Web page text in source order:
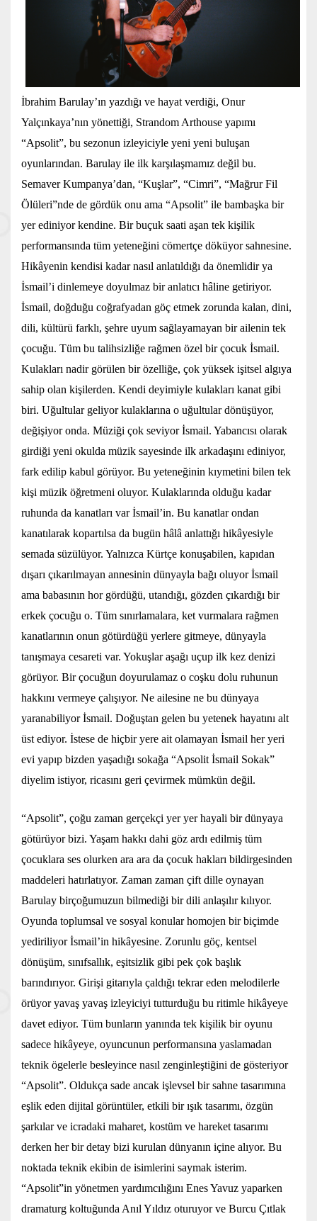
İbrahim Barulay’ın yazdığı ve hayat verdiği, Onur
Yalçınkaya’nın yönettiği, Strandom Arthouse yapımı
“Apsolit”, bu sezonun izleyiciyle yeni yeni buluşan
oyunlarından. Barulay ile ilk karşılaşmamız değil bu.
Semaver Kumpanya’dan, “Kuşlar”, “Cimri”, “Mağrur Fil
Ölüleri”nde de gördük onu ama “Apsolit” ile bambaşka bir
yer ediniyor kendine. Bir buçuk saati aşan tek kişilik
performansında tüm yeteneğini cömertçe döküyor sahnesine.
Hikâyenin kendisi kadar nasıl anlatıldığı da önemlidir ya
İsmail’i dinlemeye doyulmaz bir anlatıcı hâline getiriyor.
İsmail, doğduğu coğrafyadan göç etmek zorunda kalan, dini,
dili, kültürü farklı, şehre uyum sağlayamayan bir ailenin tek
çocuğu. Tüm bu talihsizliğe rağmen özel bir çocuk İsmail.
Kulakları nadir görülen bir özelliğe, çok yüksek işitsel algıya
sahip olan kişilerden. Kendi deyimiyle kulakları kanat gibi
biri. Uğultular geliyor kulaklarına o uğultular dönüşüyor,
değişiyor onda. Müziği çok seviyor İsmail. Yabancısı olarak
girdiği yeni okulda müzik sayesinde ilk arkadaşını ediniyor,
fark edilip kabul görüyor. Bu yeteneğinin kıymetini bilen tek
kişi müzik öğretmeni oluyor. Kulaklarında olduğu kadar
ruhunda da kanatları var İsmail’in. Bu kanatlar ondan
kanatılarak kopartılsa da bugün hâlâ anlattığı hikâyesiyle
semada süzülüyor. Yalnızca Kürtçe konuşabilen, kapıdan
dışarı çıkarılmayan annesinin dünyayla bağı oluyor İsmail
ama babasının hor gördüğü, utandığı, gözden çıkardığı bir
erkek çocuğu o. Tüm sınırlamalara, ket vurmalara rağmen
kanatlarının onun götürdüğü yerlere gitmeye, dünyayla
tanışmaya cesareti var. Yokuşlar aşağı uçup ilk kez denizi
görüyor. Bir çocuğun doyurulamaz o coşku dolu ruhunun
hakkını vermeye çalışıyor. Ne ailesine ne bu dünyaya
yaranabiliyor İsmail. Doğuştan gelen bu yetenek hayatını alt
üst ediyor. İstese de hiçbir yere ait olamayan İsmail her yeri
evi yapıp bizden yaşadığı sokağa “Apsolit İsmail Sokak”
diyelim istiyor, ricasını geri çevirmek mümkün değil.
“Apsolit”, çoğu zaman gerçekçi yer yer hayali bir dünyaya
götürüyor bizi. Yaşam hakkı dahi göz ardı edilmiş tüm
çocuklara ses olurken ara ara da çocuk hakları bildirgesinden
maddeleri hatırlatıyor. Zaman zaman çift dille oynayan
Barulay birçoğumuzun bilmediği bir dili anlaşılır kılıyor.
Oyunda toplumsal ve sosyal konular homojen bir biçimde
yediriliyor İsmail’in hikâyesine. Zorunlu göç, kentsel
dönüşüm, sınıfsallık, eşitsizlik gibi pek çok başlık
barındırıyor. Girişi gitarıyla çaldığı tekrar eden melodilerle
örüyor yavaş yavaş izleyiciyi tutturduğu bu ritimle hikâyeye
davet ediyor. Tüm bunların yanında tek kişilik bir oyunu
sadece hikâyeye, oyuncunun performansına yaslamadan
teknik ögelerle besleyince nasıl zenginleştiğini de gösteriyor
“Apsolit”. Oldukça sade ancak işlevsel bir sahne tasarımına
eşlik eden dijital görüntüler, etkili bir ışık tasarımı, özgün
şarkılar ve icradaki maharet, kostüm ve hareket tasarımı
derken her bir detay bizi kurulan dünyanın içine alıyor. Bu
noktada teknik ekibin de isimlerini saymak isterim.
“Apsolit”in yönetmen yardımcılığını Enes Yavuz yaparken
dramaturg koltuğunda Anıl Yıldız oturuyor ve Burcu Çıtlak